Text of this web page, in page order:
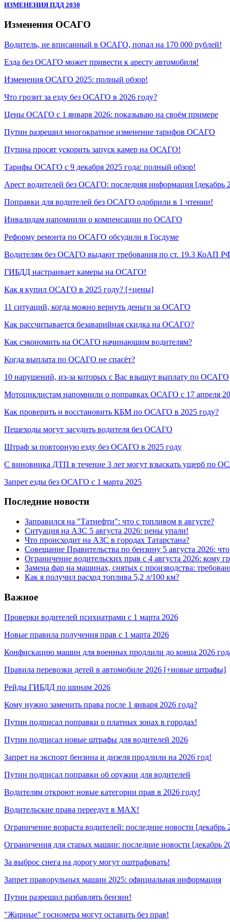
ИЗМЕНЕНИЯ ПДД 2030
Изменения ОСАГО
Водитель, не вписанный в ОСАГО, попал на 170 000 рублей!
Езда без ОСАГО может привести к аресту автомобиля!
Изменения ОСАГО 2025: полный обзор!
Что грозит за езду без ОСАГО в 2026 году?
Цены ОСАГО с 1 января 2026: показываю на своём примере
Путин разрешил многократное изменение тарифов ОСАГО
Путина просят ускорить запуск камер на ОСАГО!
Тарифы ОСАГО с 9 декабря 2025 года: полный обзор!
Арест водителей без ОСАГО: последняя информация [декабрь
Поправки для водителей без ОСАГО одобрили в 1 чтении!
Инвалидам напомнили о компенсации по ОСАГО
Реформу ремонта по ОСАГО обсудили в Госдуме
Водителям без ОСАГО выдают требования по ст. 19.3 КоАП
ГИБДД настраивает камеры на ОСАГО!
Как я купил ОСАГО в 2025 году? [+цены]
11 ситуаций, когда можно вернуть деньги за ОСАГО
Как рассчитывается безаварийная скидка на ОСАГО?
Как сэкономить на ОСАГО начинающим водителям?
Когда выплата по ОСАГО не спасёт?
10 нарушений, из-за которых с Вас взыщут выплату по ОСАГО
Мотоциклистам напомнили о поправках ОСАГО с 17 апреля
Как проверить и восстановить КБМ по ОСАГО в 2025 году?
Пешеходы могут засудить водителя без ОСАГО
Штраф за повторную езду без ОСАГО в 2025 году
С виновника ДТП в течение 3 лет могут взыскать ущерб по
Запрет езды без ОСАГО с 1 марта 2025
Последние новости
Заправился на "Татнефти": что с топливом в августе?
Ситуация на АЗС 5 августа 2026: цены упали!
Что происходит на АЗС в городах Татарстана?
Совещание Правительства по бензину 5 августа 2026:
Ограничение водительских прав с 4 августа 2026: кому
Замена фар на машинах, снятых с производства:
Как я получил расход топлива 5,2 л/100 км?
Важное
Проверки водителей психиатрами с 1 марта 2026
Новые правила получения прав с 1 марта 2026
Конфискацию машин для военных продлили до конца 2026
Правила перевозки детей в автомобиле 2026 [+новые штрафы]
Рейды ГИБДД по шинам 2026
Кому нужно заменить права после 1 января 2026 года?
Путин подписал поправки о платных зонах в городах!
Путин подписал новые штрафы для водителей 2026
Запрет на экспорт бензина и дизеля продлили на 2026 год!
Путин подписал поправки об оружии для водителей
Водителям откроют новые категории прав в 2026 году!
Водительские права переедут в MAX!
Ограничение возраста водителей: последние новости [декабрь
Ограничения для старых машин: последние новости [декабрь
За выброс снега на дорогу могут оштрафовать!
Запрет праворульных машин 2025: официальная информация
Путин разрешил разбавлять бензин!
"Жирные" госномера могут оставить без прав!